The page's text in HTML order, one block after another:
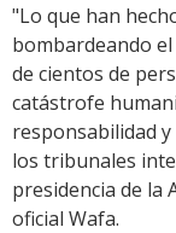
"Lo que han
bombardeando
de cientos de
catástrofe
responsabilidad
los tribunales
presidencia de la
oficial Wafa.